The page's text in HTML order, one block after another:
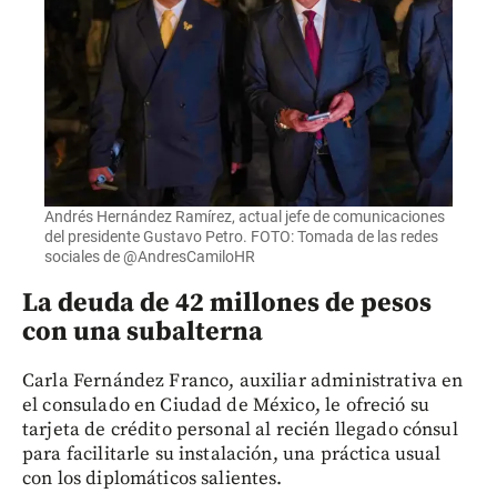
Andrés Hernández Ramírez, actual jefe de comunicaciones
del presidente Gustavo Petro. FOTO: Tomada de las redes
sociales de @AndresCamiloHR
La deuda de 42 millones de pesos
con una subalterna
Carla Fernández Franco, auxiliar administrativa en
el consulado en Ciudad de México, le ofreció su
tarjeta de crédito personal al recién llegado cónsul
para facilitarle su instalación, una práctica usual
con los diplomáticos salientes.